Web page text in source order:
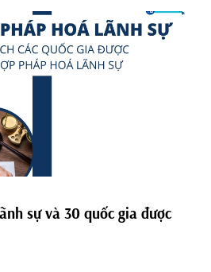
sự và 30 quốc gia được